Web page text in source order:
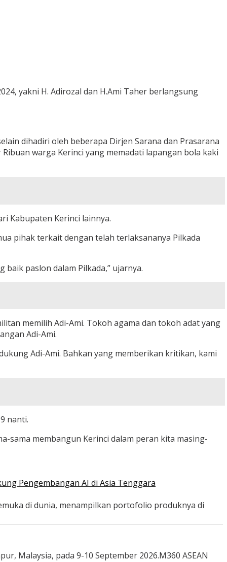
yakni H. Adirozal dan H.Ami Taher berlangsung
dihadiri oleh beberapa Dirjen Sarana dan Prasarana
warga Kerinci yang memadati lapangan bola kaki
Kabupaten Kerinci lainnya.
pihak terkait dengan telah terlaksananya Pilkada
paslon dalam Pilkada,” ujarnya.
memilih Adi-Ami. Tokoh agama dan tokoh adat yang
Adi-Ami.
Adi-Ami. Bahkan yang memberikan kritikan, kami
nanti.
sama membangun Kerinci dalam peran kita masing-
Pengembangan AI di Asia Tenggara
di dunia, menampilkan portofolio produknya di
Malaysia, pada 9-10 September 2026.M360 ASEAN